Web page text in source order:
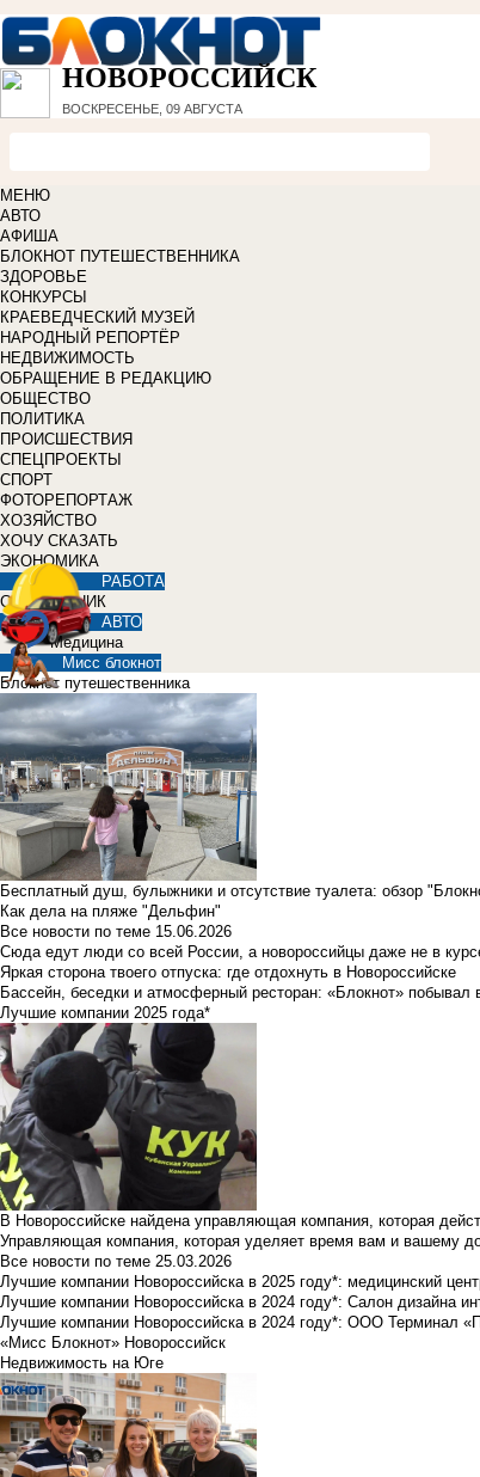
НОВОРОССИЙСК
ВОСКРЕСЕНЬЕ, 09 АВГУСТА
МЕНЮ
АВТО
АФИША
БЛОКНОТ ПУТЕШЕСТВЕННИКА
ЗДОРОВЬЕ
КОНКУРСЫ
КРАЕВЕДЧЕСКИЙ МУЗЕЙ
НАРОДНЫЙ РЕПОРТЁР
НЕДВИЖИМОСТЬ
ОБРАЩЕНИЕ В РЕДАКЦИЮ
ОБЩЕСТВО
ПОЛИТИКА
ПРОИСШЕСТВИЯ
СПЕЦПРОЕКТЫ
СПОРТ
ФОТОРЕПОРТАЖ
ХОЗЯЙСТВО
ХОЧУ СКАЗАТЬ
ЭКОНОМИКА
РАБОТА
СПРАВОЧНИК
АВТО
Медицина
Мисс блокнот
Блокнот путешественника
Бесплатный душ, булыжники и отсутствие туалета: обзор
Как дела на пляже "Дельфин"
Все новости по теме 15.06.2026
Сюда едут люди со всей России, а новороссийцы даже не в
Яркая сторона твоего отпуска: где отдохнуть в Новороссийске
Бассейн, беседки и атмосферный ресторан: «Блокнот» побывал
Лучшие компании 2025 года*
В Новороссийске найдена управляющая компания, которая
Управляющая компания, которая уделяет время вам и вашему
Все новости по теме 25.03.2026
Лучшие компании Новороссийска в 2025 году*: медицинский
Лучшие компании Новороссийска в 2024 году*: Салон дизайна
Лучшие компании Новороссийска в 2024 году*: ООО Терминал
«Мисс Блокнот» Новороссийск
Недвижимость на Юге